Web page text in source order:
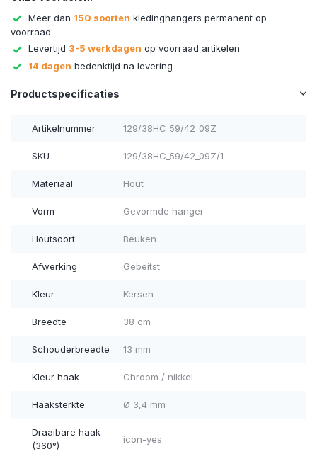
Meer dan 150 soorten kledinghangers permanent op
voorraad
Levertijd 3-5 werkdagen op voorraad artikelen
14 dagen bedenktijd na levering
Productspecificaties
Artikelnummer 129/38HC_59/42_09Z
SKU 129/38HC_59/42_09Z/1
Materiaal Hout
Vorm Gevormde hanger
Houtsoort Beuken
Afwerking Gebeitst
Kleur Kersen
Breedte 38 cm
Schouderbreedte 13 mm
Kleur haak Chroom / nikkel
Haaksterkte Ø 3,4 mm
Draaibare haak
(360°)
icon-yes